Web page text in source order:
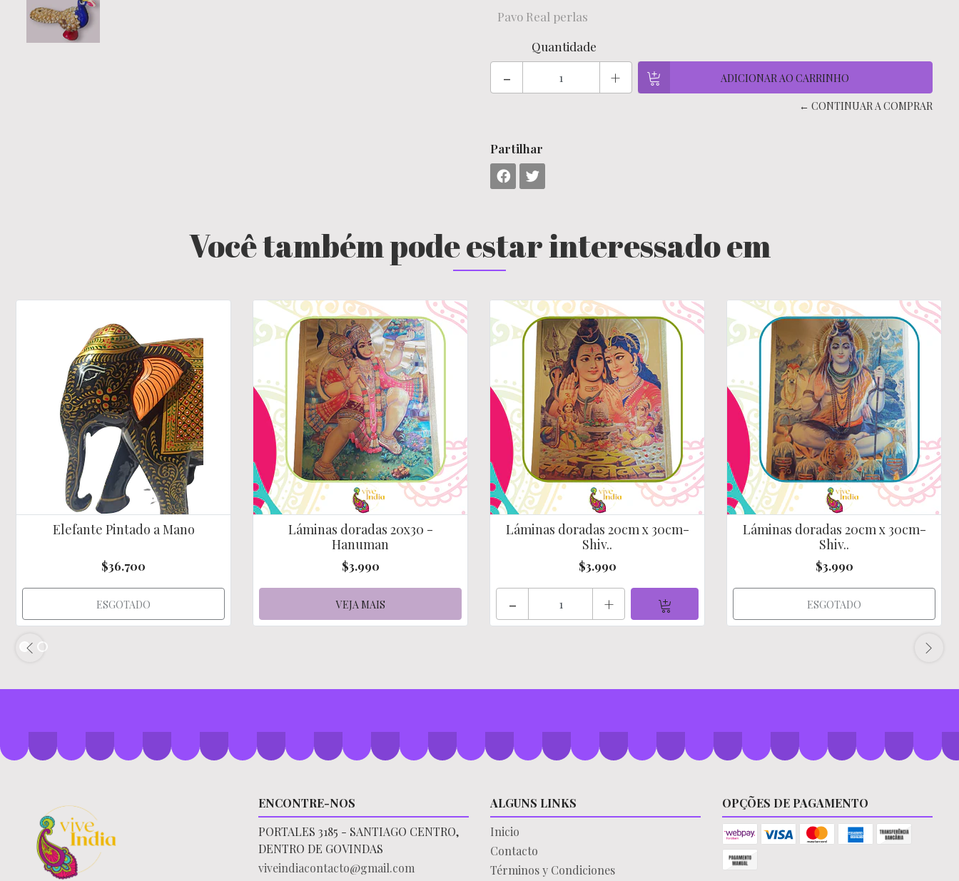
Pavo Real perlas
Quantidade
- +
← CONTINUAR A COMPRAR
Partilhar
Você também pode estar interessado em
Elefante Pintado a Mano
$36.700
ESGOTADO
Láminas doradas 20x30 -
Hanuman
$3.990
VEJA MAIS
Láminas doradas 20cm x 30cm-
Shiv..
$3.990
- +
Láminas doradas 20cm x 30cm-
Shiv..
$3.990
ESGOTADO
ENCONTRE-NOS
PORTALES 3185 - SANTIAGO CENTRO,
DENTRO DE GOVINDAS
viveindiacontacto@gmail.com
ALGUNS LINKS
Inicio
Contacto
Términos y Condiciones
OPÇÕES DE PAGAMENTO